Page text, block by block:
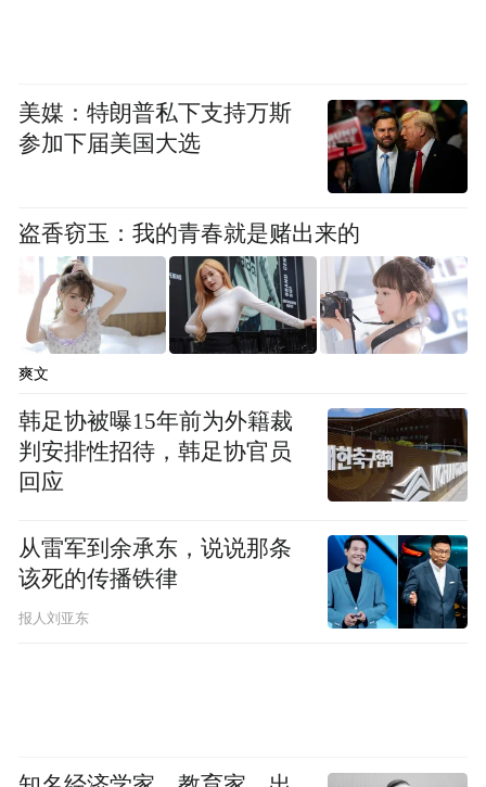
据《茅台公益五年战略规划（2025-2029）》
（以下简称《规划》），茅台公益规划实施
机构贵州茅台公益基金会将“天地人文，厚德
共兴”的愿景为指引，构建“中国茅台·国之栋
梁”公益品牌矩阵：
天——顺天护地公益板块聚焦生态环保，重
点支持水源地生态保护、减缓气候变化类的
行动、倡导、研究等公益项目。
人——敬人惠众公益板块聚焦民生教育，重
点支持公益民生（含救灾）教育助学等慈善
项目；同时为茅台集团子公司、经销商等生
态伙伴参与公益提供平台。
地——厚德共兴公益板块聚焦行业产业，重
美媒：特朗普私下支持万斯
参加下届美国大选
盗香窃玉：我的青春就是赌出来的
爽文
韩足协被曝15年前为外籍裁
判安排性招待，韩足协官员
回应
从雷军到余承东，说说那条
该死的传播铁律
报人刘亚东